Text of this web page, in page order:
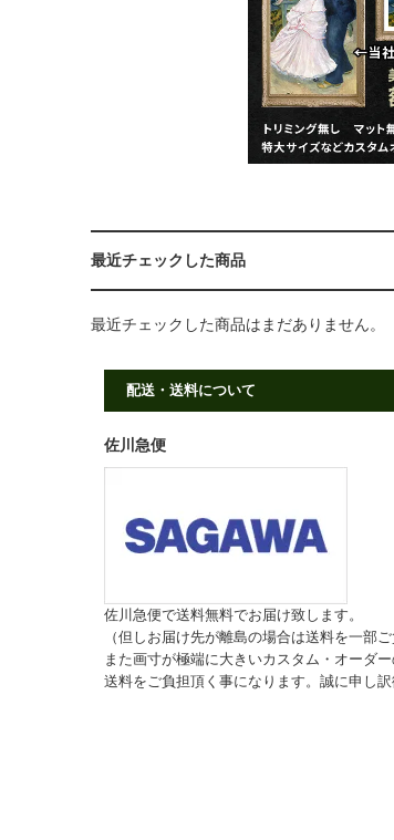
最近チェックした商品
最近チェックした商品はまだありません。
配送・送料について
佐川急便
佐川急便で送料無料でお届け致します。
（但しお届け先が離島の場合は送料を一部
また画寸が極端に大きいカスタム・オーダ
送料をご負担頂く事になります。誠に申し